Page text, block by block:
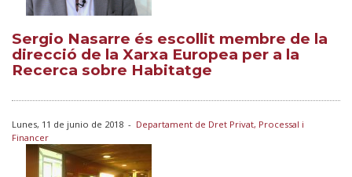
Sergio Nasarre és escollit membre de la
direcció de la Xarxa Europea per a la
Recerca sobre Habitatge
Lunes, 11 de junio de 2018 - Departament de Dret Privat, Processal i
Financer